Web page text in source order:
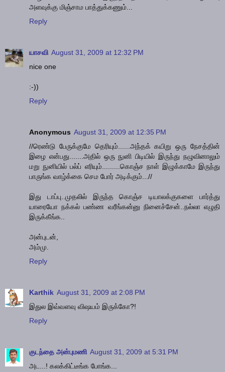
அளவுக்கு மிஞ்சாம பாத்துக்கணும்...
Reply
யாசவி August 31, 2009 at 12:32 PM
nice one
:-))
Reply
Anonymous August 31, 2009 at 12:35 PM
//ரெண்டு பேருக்குமே தெரியும்......அந்தக் கயிறு ஒரு நேசத்தின்
இழை என்பது.......அதில் ஒரு நுனி பிடியில் இருந்து நழுவினாலும்
மறு நுனியில் பல்ப் எரியும்.........கொஞ்ச நாள் இழுக்காமே இருந்து
பாருங்க வாழ்க்கை செம போர் அடிக்கும்...//
இது டாப்பு..முதலில் இருந்த கொஞ்ச டியாலக்குகளை பார்த்து
யாரையோ நக்கல் பண்ண வரீங்கன்னு நினைச்சேன்..நல்லா எழுதி
இருக்கீங்க..
அன்புடன்,
அம்மு.
Reply
Karthik August 31, 2009 at 2:08 PM
இதுல இவ்வளவு விஷயம் இருக்கோ?!
Reply
குடந்தை அன்புமணி August 31, 2009 at 5:31 PM
அட...! கலக்கிட்டீங்க போங்க...